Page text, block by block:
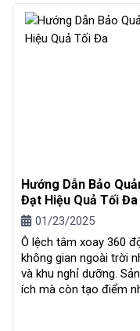
Hướng Dẫn Bảo
Đạt Hiệu Quả Tối Đa
01/23/2025
Ô lệch tâm xoay 360
không gian ngoài trời
và khu nghỉ dưỡng.
ích mà còn tạo điểm